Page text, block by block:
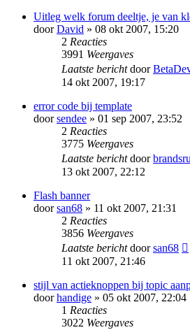
Uitleg welk forum deeltje, je van
doorDavid » 08 okt 2007, 15:20
2 Reacties
3991 Weergaves
Laatste berichtdoor
14 okt 2007, 19:17
error code bij template
doorsendee » 01 sep 2007, 23:52
2 Reacties
3775 Weergaves
Laatste berichtdoor
13 okt 2007, 22:12
Flash banner
doorsan68 » 11 okt 2007, 21:31
2 Reacties
3856 Weergaves
Laatste berichtdoorsan68
11 okt 2007, 21:46
stijl van actieknoppen bij topic
doorhandige » 05 okt 2007, 22:04
1 Reacties
3022 Weergaves